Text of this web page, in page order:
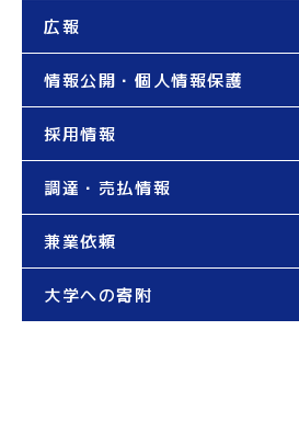
広報
情報公開・個人情報保護
採用情報
調達・売払情報
兼業依頼
大学への寄附